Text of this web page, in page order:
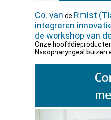
Co. van de Rmist
integreren
de workshop van
Onze
Nasopharyngeal